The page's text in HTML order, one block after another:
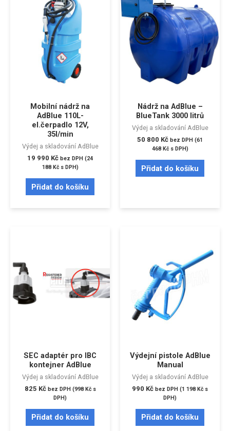
Mobilní nádrž na
AdBlue 110L-
el.čerpadlo 12V,
35l/min
Výdej a skladování AdBlue
19 990 Kč bez DPH (24
188 Kčs DPH)
Přidat do košíku
Nádrž na AdBlue –
BlueTank 3000 litrů
Výdej a skladování AdBlue
50 800 Kč bez DPH (61
468 Kčs DPH)
Přidat do košíku
SEC adaptér pro IBC
kontejner AdBlue
Výdej a skladování AdBlue
825 Kč bez DPH (998 Kčs
DPH)
Přidat do košíku
Výdejní pistole AdBlue
Manual
Výdej a skladování AdBlue
990 Kč bez DPH (1 198 Kč s
DPH)
Přidat do košíku